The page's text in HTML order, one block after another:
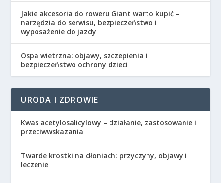
Jakie akcesoria do roweru Giant warto kupić –
narzędzia do serwisu, bezpieczeństwo i
wyposażenie do jazdy
Ospa wietrzna: objawy, szczepienia i
bezpieczeństwo ochrony dzieci
URODA I ZDROWIE
Kwas acetylosalicylowy – działanie, zastosowanie i
przeciwwskazania
Twarde krostki na dłoniach: przyczyny, objawy i
leczenie